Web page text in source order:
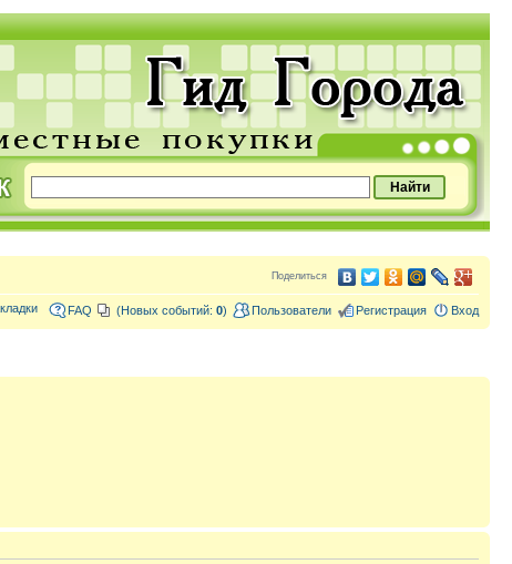
Поделиться
FAQ (Новых событий: 0) Пользователи Регистрация Вход